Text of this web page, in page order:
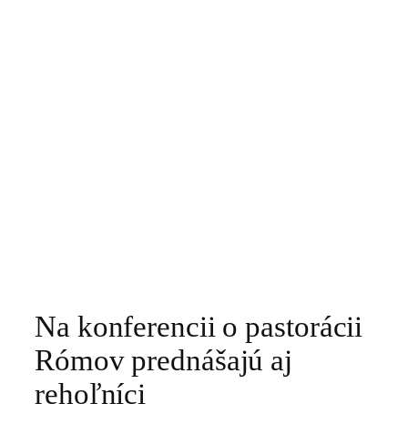
Na konferencii o pastorácii
Rómov prednášajú aj
rehoľníci